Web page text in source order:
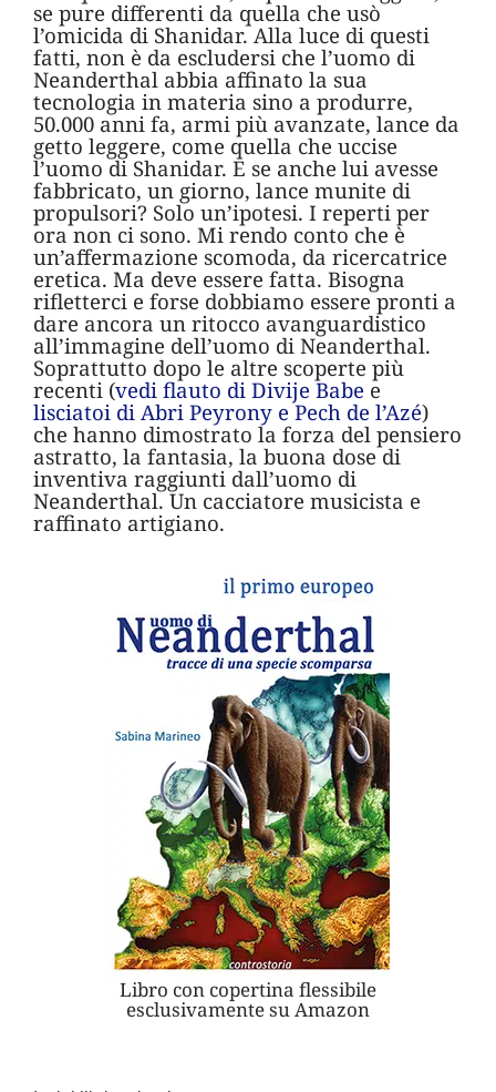
se pure differenti da quella che usò
l’omicida di Shanidar. Alla luce di questi
fatti, non è da escludersi che l’uomo di
Neanderthal abbia affinato la sua
tecnologia in materia sino a produrre,
50.000 anni fa, armi più avanzate, lance da
getto leggere, come quella che uccise
l’uomo di Shanidar. E se anche lui avesse
fabbricato, un giorno, lance munite di
propulsori? Solo un’ipotesi. I reperti per
ora non ci sono. Mi rendo conto che è
un’affermazione scomoda, da ricercatrice
eretica. Ma deve essere fatta. Bisogna
rifletterci e forse dobbiamo essere pronti a
dare ancora un ritocco avanguardistico
all’immagine dell’uomo di Neanderthal.
Soprattutto dopo le altre scoperte più
recenti (vedi flauto di Divije Babe e
lisciatoi di Abri Peyrony e Pech de l’Azé)
che hanno dimostrato la forza del pensiero
astratto, la fantasia, la buona dose di
inventiva raggiunti dall’uomo di
Neanderthal. Un cacciatore musicista e
raffinato artigiano.
Libro con copertina flessibile
esclusivamente su Amazon